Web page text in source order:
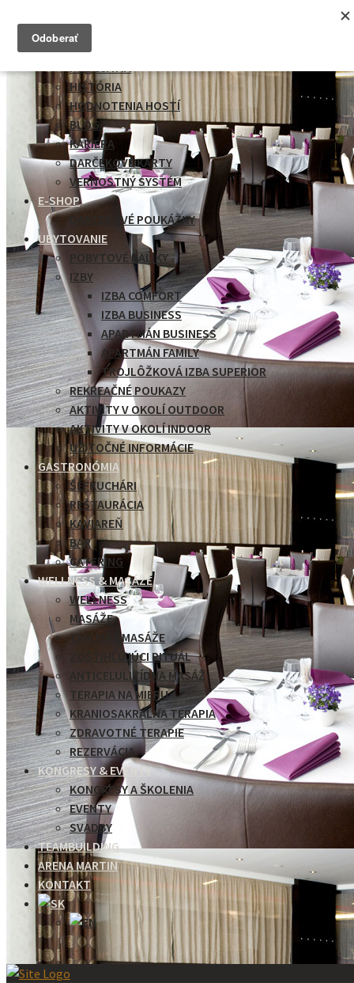
HOTEL TURIEC
PODUJATIA
HISTÓRIA
HODNOTENIA HOSTÍ
BLOG
KARIÉRA
DARČEKOVÉ KARTY
VERNOSTNÝ SYSTÉM
E-SHOP
DARČEKOVÉ POUKÁŽKY
UBYTOVANIE
POBYTOVÉ BALÍKY
IZBY
IZBA COMFORT
IZBA BUSINESS
APARTMÁN BUSINESS
APARTMÁN FAMILY
TROJLÔŽKOVÁ IZBA SUPERIOR
REKREAČNÉ POUKAZY
AKTIVITY V OKOLÍ OUTDOOR
AKTIVITY V OKOLÍ INDOOR
UŽITOČNÉ INFORMÁCIE
GASTRONÓMIA
ŠÉFKUCHÁRI
REŠTAURÁCIA
KAVIAREŇ
BAR
CATERING
WELLNESS & MASÁŽE
WELLNESS
MASÁŽE
THAJSKÉ MASÁŽE
ZOŠTÍHĽUJÚCI RITUÁL
ANTICELULITÍDNA MASÁŽ
TERAPIA NA MIERU
KRANIOSAKRÁLNA TERAPIA
ZDRAVOTNÉ TERAPIE
REZERVÁCIA
KONGRESY & EVENTY
KONGRESY A ŠKOLENIA
EVENTY
SVADBY
TEAMBUILDING
ARENA MARTIN
KONTAKT